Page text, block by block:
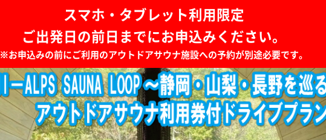
スマホ・タブレット利用限定
ご出発日の前日までにお申込みください。
※お申込みの前にご利用のアウトドアサウナ施設への予約が別途必要です。